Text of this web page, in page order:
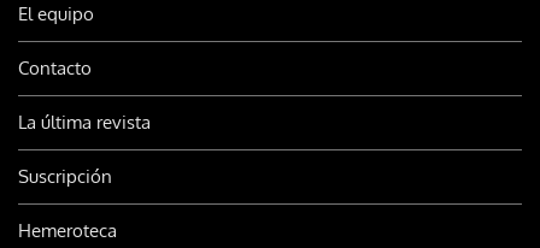
El equipo
Contacto
La última revista
Suscripción
Hemeroteca